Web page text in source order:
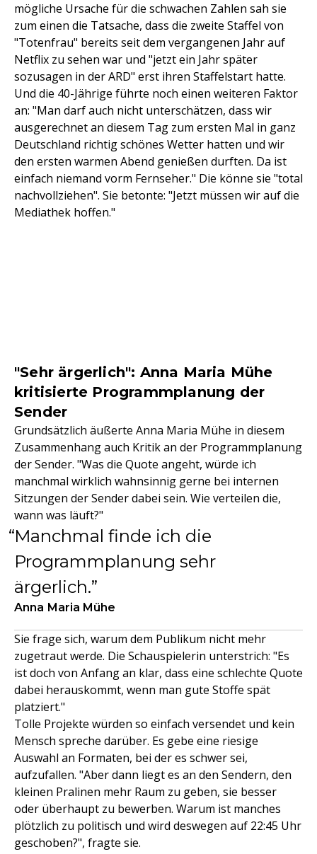
mögliche Ursache für die schwachen Zahlen sah sie
zum einen die Tatsache, dass die zweite Staffel von
"Totenfrau" bereits seit dem vergangenen Jahr auf
Netflix zu sehen war und "jetzt ein Jahr später
sozusagen in der ARD" erst ihren Staffelstart hatte.
Und die 40-Jährige führte noch einen weiteren Faktor
an: "Man darf auch nicht unterschätzen, dass wir
ausgerechnet an diesem Tag zum ersten Mal in ganz
Deutschland richtig schönes Wetter hatten und wir
den ersten warmen Abend genießen durften. Da ist
einfach niemand vorm Fernseher." Die könne sie "total
nachvollziehen". Sie betonte: "Jetzt müssen wir auf die
Mediathek hoffen."
"Sehr ärgerlich": Anna Maria Mühe
kritisierte Programmplanung der
Sender
Grundsätzlich äußerte Anna Maria Mühe in diesem
Zusammenhang auch Kritik an der Programmplanung
der Sender. "Was die Quote angeht, würde ich
manchmal wirklich wahnsinnig gerne bei internen
Sitzungen der Sender dabei sein. Wie verteilen die,
wann was läuft?"
Manchmal finde ich die
Programmplanung sehr
ärgerlich.
Anna Maria Mühe
Sie frage sich, warum dem Publikum nicht mehr
zugetraut werde. Die Schauspielerin unterstrich: "Es
ist doch von Anfang an klar, dass eine schlechte Quote
dabei herauskommt, wenn man gute Stoffe spät
platziert."
Tolle Projekte würden so einfach versendet und kein
Mensch spreche darüber. Es gebe eine riesige
Auswahl an Formaten, bei der es schwer sei,
aufzufallen. "Aber dann liegt es an den Sendern, den
kleinen Pralinen mehr Raum zu geben, sie besser
oder überhaupt zu bewerben. Warum ist manches
plötzlich zu politisch und wird deswegen auf 22:45 Uhr
geschoben?", fragte sie.